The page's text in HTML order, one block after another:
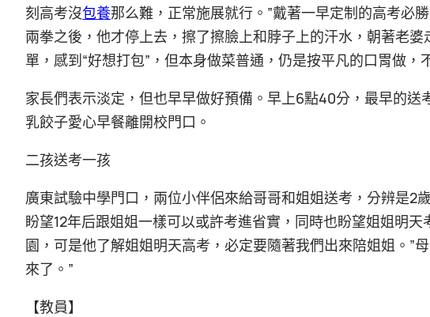
刻高考沒包養那么難，正常施展就行。”戴著一早定制的高考必
兩拳之後，他才停上去，擦了擦臉上和脖子上的汗水，朝著老
單，感到“好想打包”，但本身做菜普通，仍是按平凡的口胃做，
家長們表示淡定，但也早早做好預備。早上6點40分，最早的送
乳餃子愛心早餐離開校門口。
二孩送考一孩
廣東試驗中學門口，兩位小伴侶來給哥哥和姐姐送考，分辨是2
盼望12年后跟姐姐一樣可以或許考進省實，同時也盼望姐姐明
園，可是他了解姐姐明天高考，必定要隨著我們出來陪姐姐。”
來了。”
【教員】